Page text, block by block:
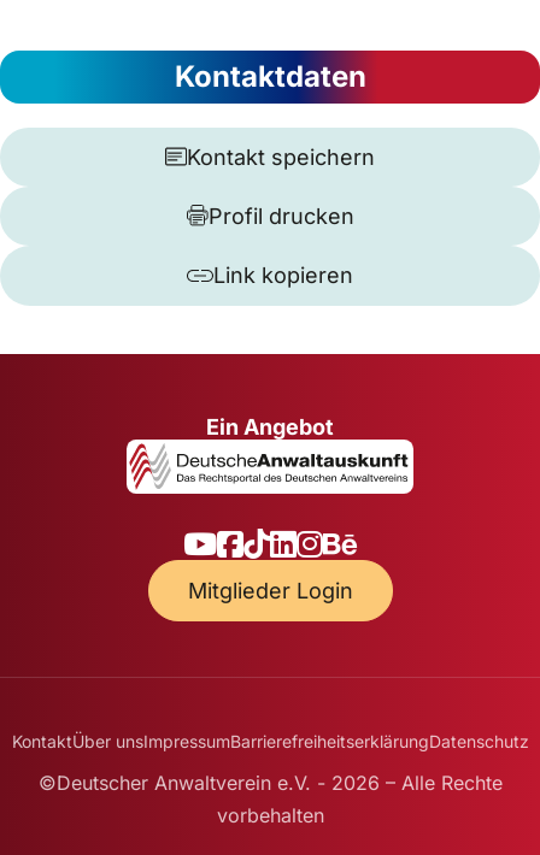
Kontaktdaten
Kontakt speichern
Profil drucken
Link kopieren
Ein Angebot
Mitglieder Login
KontaktÜber unsImpressumBarrierefreiheitserklärungDatenschutz
©Deutscher Anwaltverein e.V. - 2026 – Alle Rechte
vorbehalten